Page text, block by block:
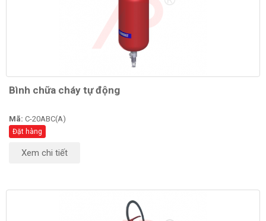
Bình chữa cháy tự động
Mã: C-20ABC(A)
Đặt hàng
Xem chi tiết